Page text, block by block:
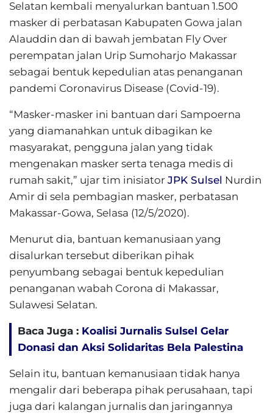
Selatan kembali menyalurkan bantuan 1.500
masker di perbatasan Kabupaten Gowa jalan
Alauddin dan di bawah jembatan Fly Over
perempatan jalan Urip Sumoharjo Makassar
sebagai bentuk kepedulian atas penanganan
pandemi Coronavirus Disease (Covid-19).
“Masker-masker ini bantuan dari Sampoerna
yang diamanahkan untuk dibagikan ke
masyarakat, pengguna jalan yang tidak
mengenakan masker serta tenaga medis di
rumah sakit,” ujar tim inisiator JPK Sulsel Nurdin
Amir di sela pembagian masker, perbatasan
Makassar-Gowa, Selasa (12/5/2020).
Menurut dia, bantuan kemanusiaan yang
disalurkan tersebut diberikan pihak
penyumbang sebagai bentuk kepedulian
penanganan wabah Corona di Makassar,
Sulawesi Selatan.
Baca Juga : Koalisi Jurnalis Sulsel Gelar
Donasi dan Aksi Solidaritas Bela Palestina
Selain itu, bantuan kemanusiaan tidak hanya
mengalir dari beberapa pihak perusahaan, tapi
juga dari kalangan jurnalis dan jaringannya